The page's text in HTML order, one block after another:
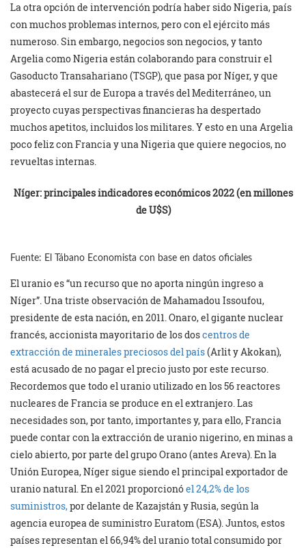
La otra opción de intervención podría haber sido Nigeria, país
con muchos problemas internos, pero con el ejército más
numeroso. Sin embargo, negocios son negocios, y tanto
Argelia como Nigeria están colaborando para construir el
Gasoducto Transahariano (TSGP), que pasa por Níger, y que
abastecerá el sur de Europa a través del Mediterráneo, un
proyecto cuyas perspectivas financieras ha despertado
muchos apetitos, incluidos los militares. Y esto en una Argelia
poco feliz con Francia y una Nigeria que quiere negocios, no
revueltas internas.
Níger: principales indicadores económicos 2022 (en millones
de U$S)
Fuente: El Tábano Economista con base en datos oficiales
El uranio es “un recurso que no aporta ningún ingreso a
Níger”. Una triste observación de Mahamadou Issoufou,
presidente de esta nación, en 2011. Onaro, el gigante nuclear
francés, accionista mayoritario de los doscentros de
extracción de minerales preciosos del país(Arlit y Akokan),
está acusado de no pagar el precio justo por este recurso.
Recordemos que todo el uranio utilizado en los 56 reactores
nucleares de Francia se produce en el extranjero. Las
necesidades son, por tanto, importantes y, para ello, Francia
puede contar con la extracción de uranio nigerino, en minas a
cielo abierto, por parte del grupo Orano (antes Areva). En la
Unión Europea, Níger sigue siendo el principal exportador de
uranio natural. En el 2021 proporcionóel 24,2% de los
suministros,por delante de Kazajstán y Rusia, según la
agencia europea de suministro Euratom (ESA). Juntos, estos
países representan el 66,94% del uranio total consumido por